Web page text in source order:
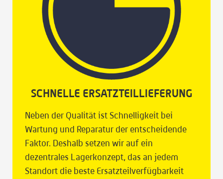
SCHNELLE ERSATZTEILLIEFERUNG
Neben der Qualität ist Schnelligkeit bei
Wartung und Reparatur der entscheidende
Faktor. Deshalb setzen wir auf ein
dezentrales Lagerkonzept, das an jedem
Standort die beste Ersatzteilverfügbarkeit